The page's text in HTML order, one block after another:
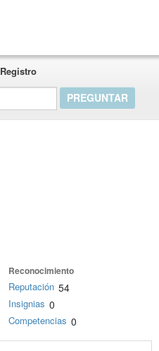
Registro
Reconocimiento
Reputación 54
Insignias 0
Competencias 0